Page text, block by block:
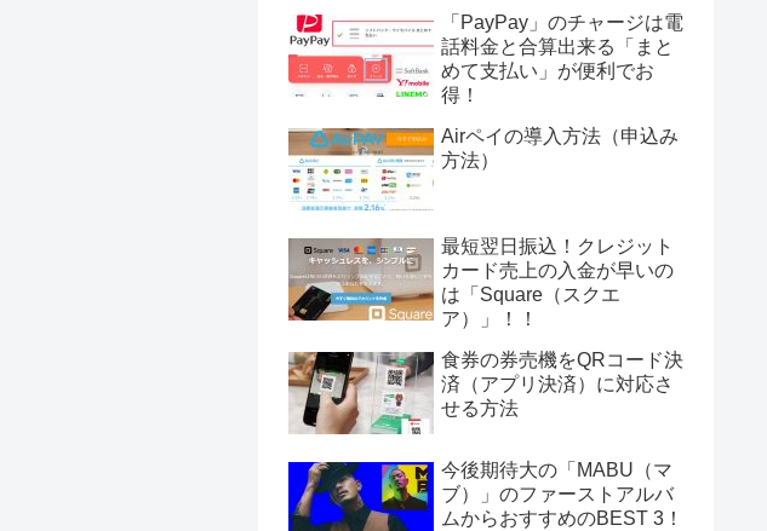
「PayPay」のチャージは電
話料金と合算出来る「まと
めて支払い」が便利でお
得！
Airペイの導入方法（申込み
方法）
最短翌日振込！クレジット
カード売上の入金が早いの
は「Square（スクエ
ア）」！！
食券の券売機をQRコード決
済（アプリ決済）に対応さ
せる方法
今後期待大の「MABU（マ
ブ）」のファーストアルバ
ムからおすすめのBEST 3！